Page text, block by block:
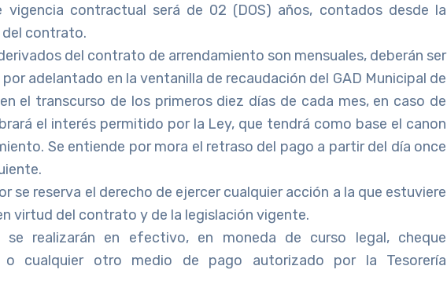
vigencia contractual será de 02 (DOS) años, contados desde la
contrato.
del contrato de arrendamiento son mensuales, deberán ser
adelantado en la ventanilla de recaudación del GAD Municipal de
en el transcurso de los primeros diez días de cada mes, en caso de
el interés permitido por la Ley, que tendrá como base el canon
Se entiende por mora el retraso del pago a partir del día once
se reserva el derecho de ejercer cualquier acción a la que estuviere
virtud del contrato y de la legislación vigente.
se realizarán en efectivo, en moneda de curso legal, cheque
o cualquier otro medio de pago autorizado por la Tesorería